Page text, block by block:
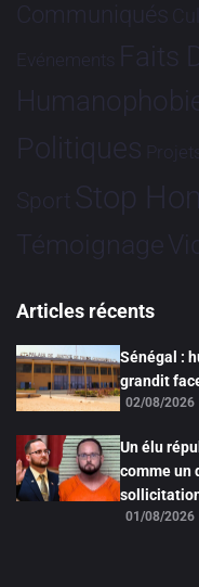
Communiqués
Evénements Faits
Politiques Projets
Sport Stop
Témoignage
Articles récents
Sénégal :
grandit
02/08/2026
Un élu
comme un
01/08/2026